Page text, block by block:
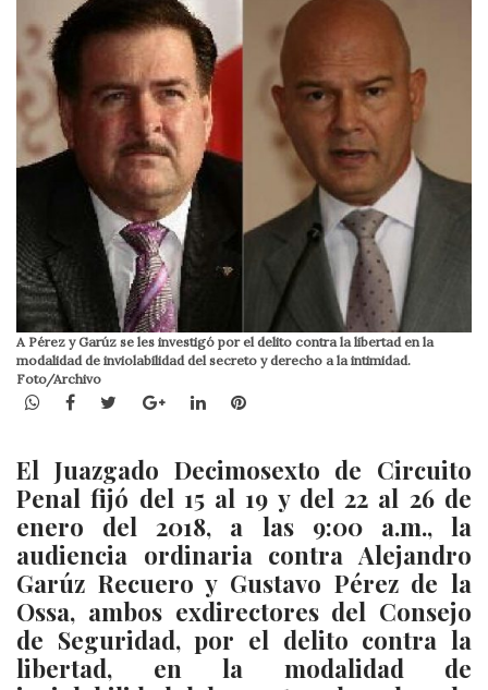
A Pérez y Garúz se les investigó por el delito contra la libertad en la
modalidad de inviolabilidad del secreto y derecho a la intimidad.
Foto/Archivo
WhatsApp
Facebook
TwitterGoogle+LinkedInPinterest
El Juazgado Decimosexto de Circuito
Penal fijó del 15 al 19 y del 22 al 26 de
enero del 2018, a las 9:00 a.m., la
audiencia ordinaria contra Alejandro
Garúz Recuero y Gustavo Pérez de la
Ossa, ambos exdirectores del Consejo
de Seguridad, por el delito contra la
libertad, en la modalidad de